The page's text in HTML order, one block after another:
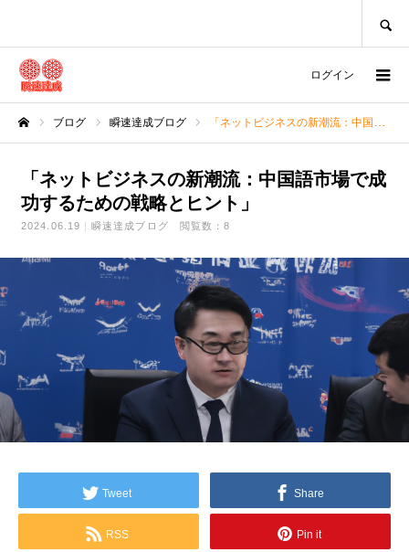
ログイン
ブログ 瞬速達成ブログ 「ネットビジネスの新潮流：中国語市場で成功するための戦略とヒント」
「ネットビジネスの新潮流：中国語市場で成
功するための戦略とヒント」
2024.06.19 瞬速達成ブログ 閲覧数：8
Tweet Share
RSS Pin it